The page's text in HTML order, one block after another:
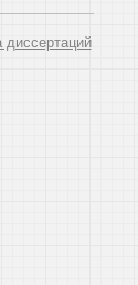
диссертаций